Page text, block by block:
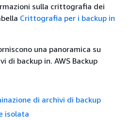
sulla crittografia dei
Crittografia per i backup in
una panoramica su
di backup in. AWS Backup
di archivi di backup
isolata